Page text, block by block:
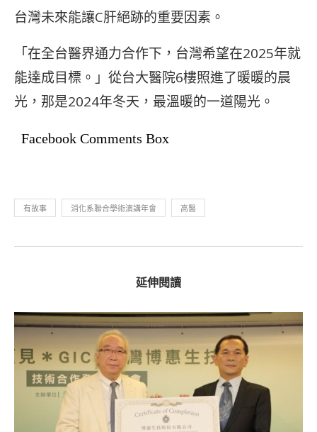
台灣未來能讓C肝絕跡的重要因素。
「在全台醫界通力合作下，台灣希望在2025年就
能達成目標。」從台大醫院6樓照進了暖暖的晨
光，那是2024年冬天，最溫暖的一道陽光。
Facebook Comments Box
有故事 消化系聯合學術演講年會 高醫
延伸閱讀